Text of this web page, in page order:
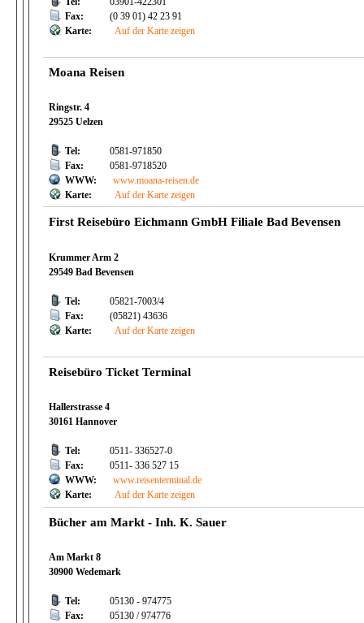
Fax:
(0 39 01) 42 23 91
Karte:
Auf der Karte zeigen
Moana Reisen
Ringstr. 4
29525 Uelzen
Tel:
0581-971850
Fax:
0581-9718520
WWW:
www.moana-reisen.de
Karte:
Auf der Karte zeigen
First Reisebüro Eichmann GmbH Filiale Bad Bevensen
Krummer Arm 2
29549 Bad Bevensen
Tel:
05821-7003/4
Fax:
(05821) 43636
Karte:
Auf der Karte zeigen
Reisebüro Ticket Terminal
Hallerstrasse 4
30161 Hannover
Tel:
0511- 336527-0
Fax:
0511- 336 527 15
WWW:
www.reisenterminal.de
Karte:
Auf der Karte zeigen
Bücher am Markt - Inh. K. Sauer
Am Markt 8
30900 Wedemark
Tel:
05130 - 974775
Fax:
05130 / 974776